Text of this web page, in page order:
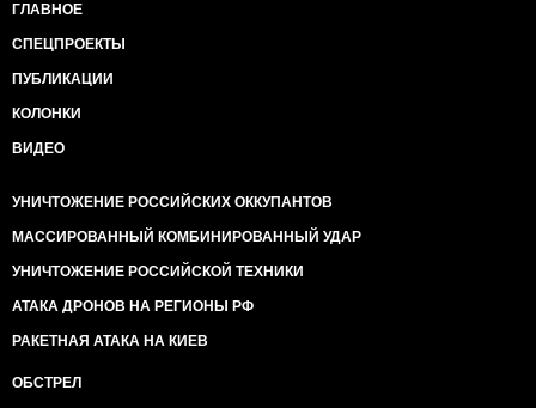
ГЛАВНОЕ
СПЕЦПРОЕКТЫ
ПУБЛИКАЦИИ
КОЛОНКИ
ВИДЕО
УНИЧТОЖЕНИЕ РОССИЙСКИХ ОККУПАНТОВ
МАССИРОВАННЫЙ КОМБИНИРОВАННЫЙ УДАР
УНИЧТОЖЕНИЕ РОССИЙСКОЙ ТЕХНИКИ
АТАКА ДРОНОВ НА РЕГИОНЫ РФ
РАКЕТНАЯ АТАКА НА КИЕВ
ОБСТРЕЛ